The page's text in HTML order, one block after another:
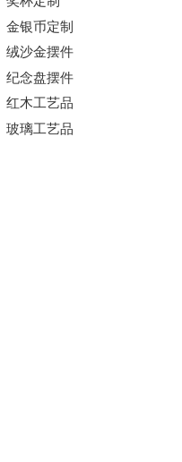
金银币定制
绒沙金摆件
纪念盘摆件
红木工艺品
玻璃工艺品